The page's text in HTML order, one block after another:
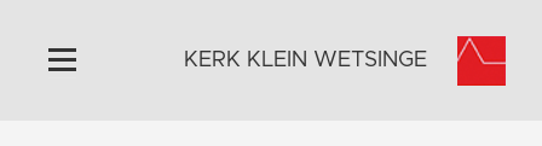
KERK KLEIN WETSINGE